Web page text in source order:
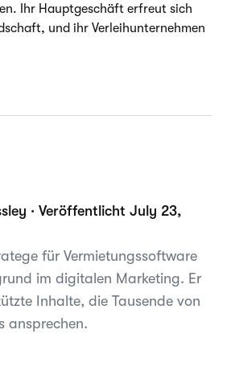
Ihr Hauptgeschäft erfreut sich
und ihr Verleihunternehmen
· Veröffentlicht July 23,
für Vermietungssoftware
im digitalen Marketing. Er
Inhalte, die Tausende von
ansprechen.